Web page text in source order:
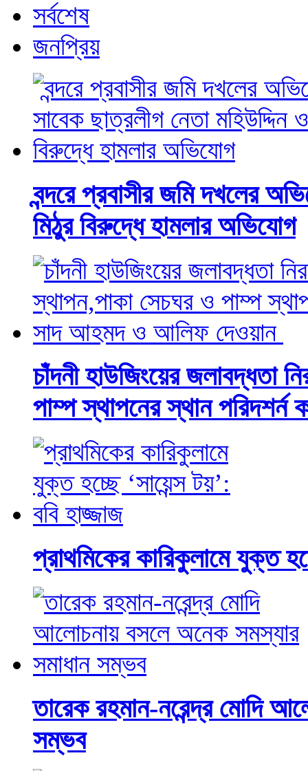
সর্বশেষ
জনপ্রিয়
বন্দরে প্রবাসীর জমি দখলের
মিঠুর বিরুদ্ধে হামলার অভিযোগ
চাঁদনী হাউজিংয়ের জলাবদ্ধতা
পাম্প স্থাপনের স্থান
প্রাথমিকের কারিকুলামে যুক্ত
তারেক রহমান-নরেন্দ্র মোদি
সম্ভব